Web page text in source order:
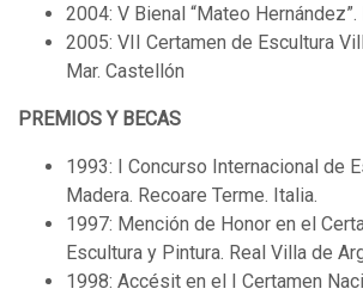
2004: V Bienal “Mateo Hernández”.
2005: VII Certamen de Escultura
Mar. Castellón
PREMIOS Y BECAS
1993: I Concurso Internacional de
Madera. Recoare Terme. Italia.
1997: Mención de Honor en el
Escultura y Pintura. Real Villa de
1998: Accésit en el I Certamen